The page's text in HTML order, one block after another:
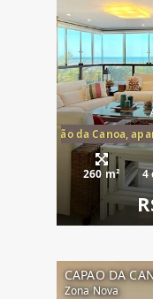
mar Capão da Canoa,
260 m² 4
CAPAO DA
Zona Nova